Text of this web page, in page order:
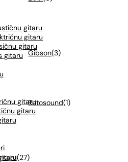
gitaru
gitaru
gitaru
gitaru
gitaru
gitaru
Gibson(3)
Rotosound(1)
(27)